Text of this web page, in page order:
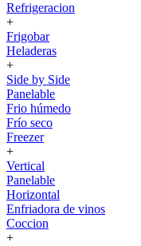
Refrigeracion
+
Frigobar
Heladeras
+
Side by Side
Panelable
Frio húmedo
Frío seco
Freezer
+
Vertical
Panelable
Horizontal
Enfriadora de vinos
Coccion
+